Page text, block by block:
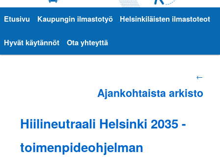
Päävalikko
Siirry
sisältöön
Siirry
toissijaiseen
Etusivu Kaupungin ilmastotyö Helsinkiläisten ilmastoteot
Hyvät käytännöt Ota yhteyttä
selaus
←
Ajankohtaista arkisto
Hiilineutraali Helsinki 2035 -
toimenpideohjelman